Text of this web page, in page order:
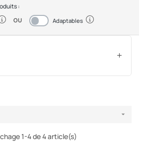
:
OU DésactivéAdaptables

1-4 de 4 article(s)